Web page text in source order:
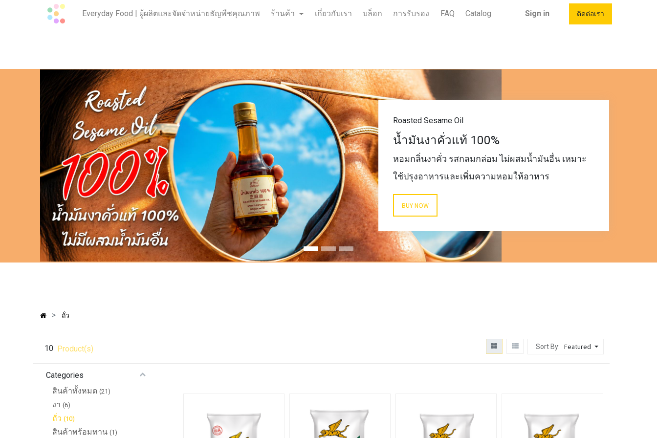
Everyday Food | ผู้ผลิตและจัดจำหน่ายธัญพืชคุณภาพ ร้านค้า เกี่ยวกับเรา บล็อก การรับรอง FAQ Catalog Sign in ติดต่อเรา
Roasted Sesame Oil
น้ำมันงาคั่วแท้ 100%
หอมกลิ่นงาคั่ว รสกลมกล่อม ไม่ผสมน้ำมันอื่น เหมาะ
ใช้ปรุงอาหารและเพิ่มความหอมให้อาหาร
BUY NOW
ถั่ว
10 Product(s) Sort By: Featured
Categories
สินค้าทั้งหมด (21)
งา (6)
ถั่ว (10)
สินค้าพร้อมทาน (1)